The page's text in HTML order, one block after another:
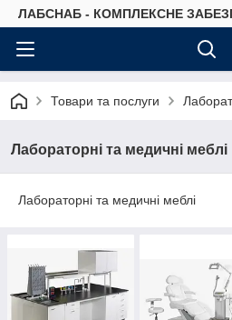
ЛАБСНАБ - КОМПЛЕКСНЕ
Товари та послуги
Лабораторні та медичні меблі
Лабораторні та медичні меблі